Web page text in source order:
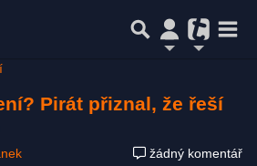
Pirát přiznal, že řeší
žádný komentář